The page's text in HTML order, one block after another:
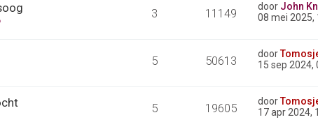
3 11149 door John
08 mei 2025,
5 50613 door
15 sep 2024,
5 19605 door
17 apr 2024,